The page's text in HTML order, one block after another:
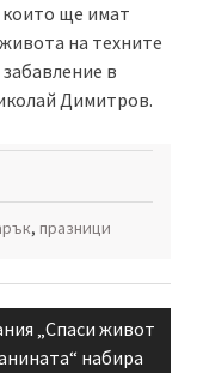
които ще имат
на техните
в
Димитров.
, празници
„Спаси живот
набира